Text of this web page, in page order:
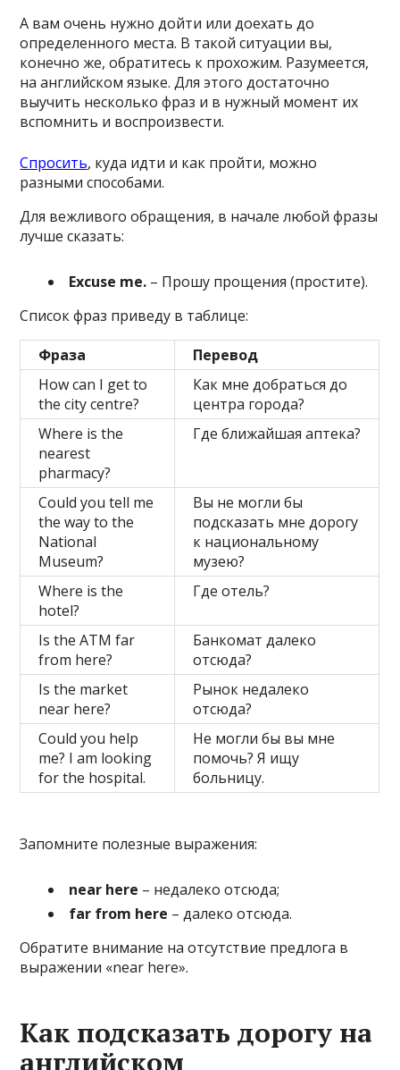
А вам очень нужно дойти или доехать до
определенного места. В такой ситуации вы,
конечно же, обратитесь к прохожим. Разумеется,
на английском языке. Для этого достаточно
выучить несколько фраз и в нужный момент их
вспомнить и воспроизвести.
Спросить, куда идти и как пройти, можно
разными способами.
Для вежливого обращения, в начале любой фразы
лучше сказать:
Excuse me. – Прошу прощения (простите).
Список фраз приведу в таблице:
Фраза
Перевод
How can I get to
the city centre?
Как мне добраться до
центра города?
Where is the
nearest
pharmacy?
Где ближайшая аптека?
Could you tell me
the way to the
National
Museum?
Вы не могли бы
подсказать мне дорогу
к национальному
музею?
Where is the
hotel?
Где отель?
Is the ATM far
from here?
Банкомат далеко
отсюда?
Is the market
near here?
Рынок недалеко
отсюда?
Could you help
me? I am looking
for the hospital.
Не могли бы вы мне
помочь? Я ищу
больницу.
Запомните полезные выражения:
near here – недалеко отсюда;
far from here – далеко отсюда.
Обратите внимание на отсутствие предлога в
выражении «near here».
Как подсказать дорогу на
английском